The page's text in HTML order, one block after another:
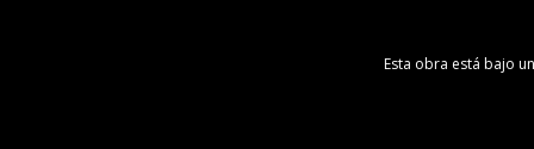
Esta obra está bajo